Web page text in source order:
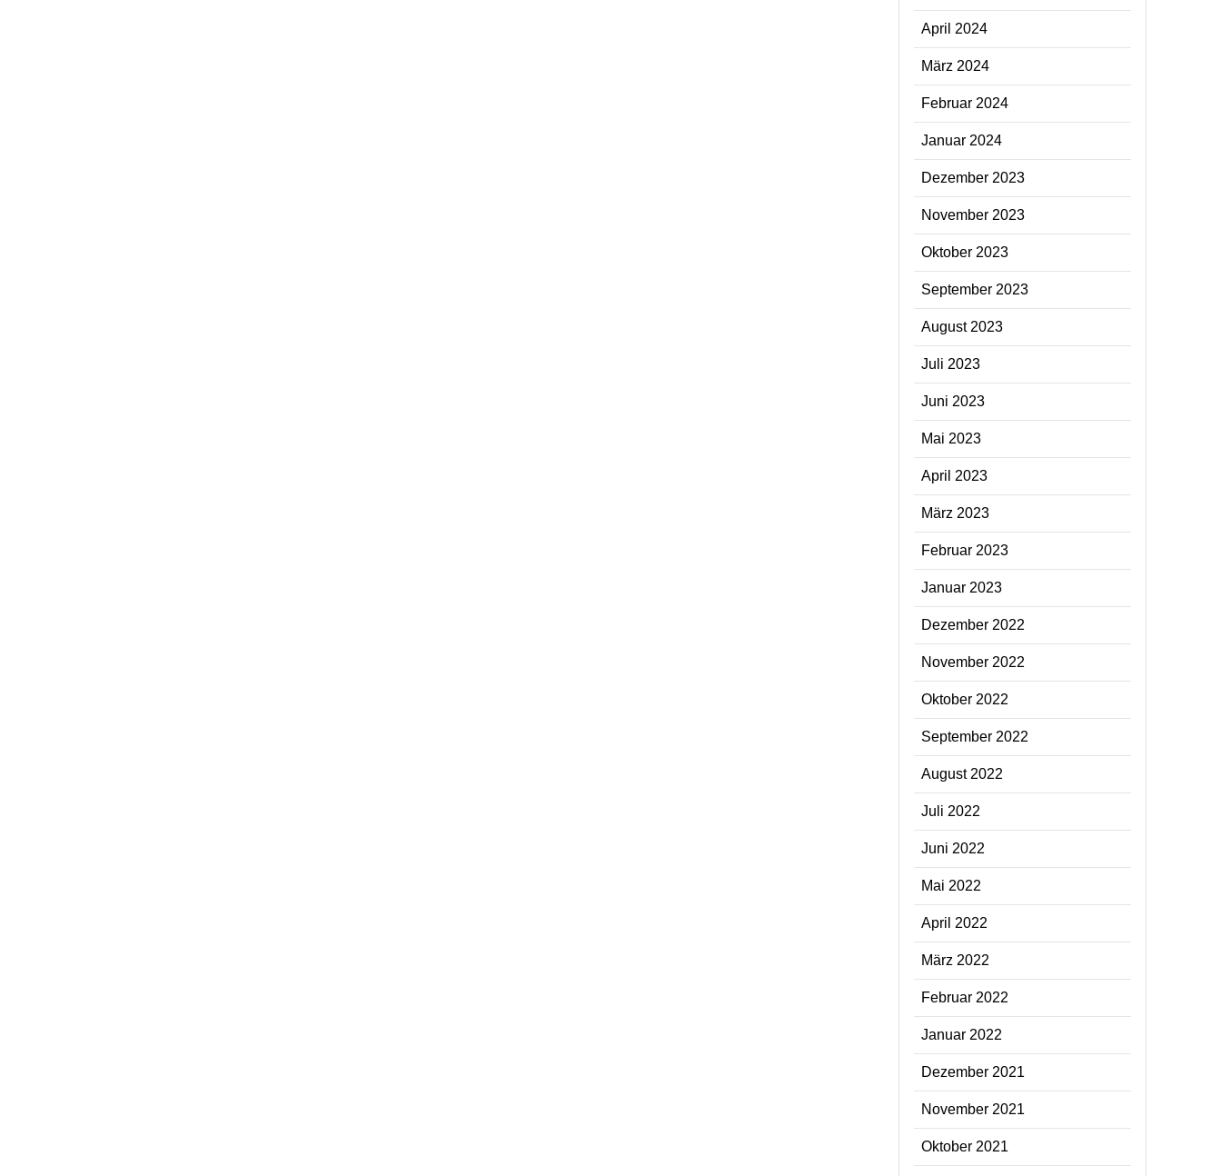
April 2024
März 2024
Februar 2024
Januar 2024
Dezember 2023
November 2023
Oktober 2023
September 2023
August 2023
Juli 2023
Juni 2023
Mai 2023
April 2023
März 2023
Februar 2023
Januar 2023
Dezember 2022
November 2022
Oktober 2022
September 2022
August 2022
Juli 2022
Juni 2022
Mai 2022
April 2022
März 2022
Februar 2022
Januar 2022
Dezember 2021
November 2021
Oktober 2021